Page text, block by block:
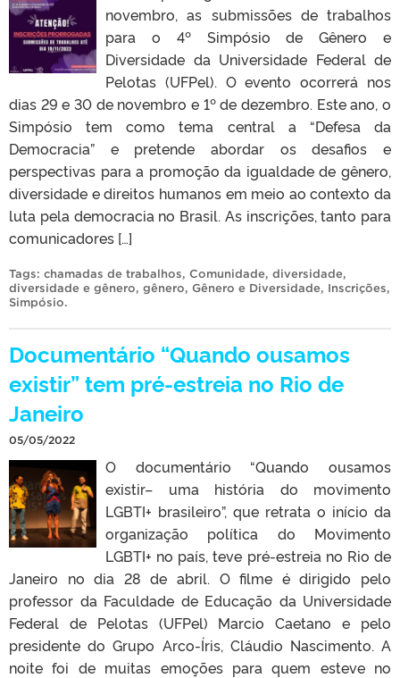
novembro, as submissões de trabalhos
para o 4º Simpósio de Gênero e
Diversidade da Universidade Federal de
Pelotas (UFPel). O evento ocorrerá nos
dias 29 e 30 de novembro e 1º de dezembro. Este ano, o
Simpósio tem como tema central a “Defesa da
Democracia” e pretende abordar os desafios e
perspectivas para a promoção da igualdade de gênero,
diversidade e direitos humanos em meio ao contexto da
luta pela democracia no Brasil. As inscrições, tanto para
comunicadores […]
Tags: chamadas de trabalhos, Comunidade, diversidade,
diversidade e gênero, gênero, Gênero e Diversidade, Inscrições,
Simpósio.
Documentário “Quando ousamos
existir” tem pré-estreia no Rio de
Janeiro
05/05/2022
O documentário “Quando ousamos
existir– uma história do movimento
LGBTI+ brasileiro”, que retrata o início da
organização política do Movimento
LGBTI+ no país, teve pré-estreia no Rio de
Janeiro no dia 28 de abril. O filme é dirigido pelo
professor da Faculdade de Educação da Universidade
Federal de Pelotas (UFPel) Marcio Caetano e pelo
presidente do Grupo Arco-Íris, Cláudio Nascimento. A
noite foi de muitas emoções para quem esteve no